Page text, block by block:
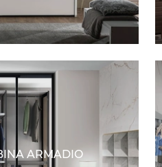
ARMADIO